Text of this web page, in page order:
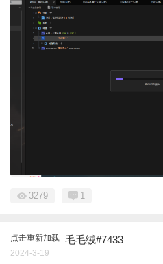
3279 1
点击重新加载 毛毛绒#7433
2024-3-19